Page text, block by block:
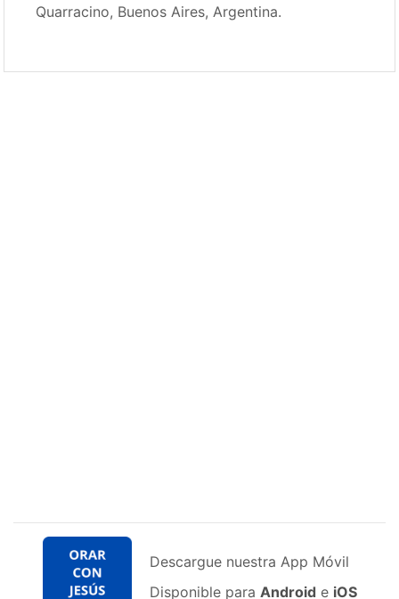
Quarracino, Buenos Aires, Argentina.
Descargue nuestra App Móvil
Disponible para Android e iOS